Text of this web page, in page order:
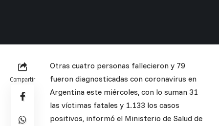
Compartir
Otras cuatro personas fallecieron y 79
fueron diagnosticadas con coronavirus en
Argentina este miércoles, con lo suman 31
las víctimas fatales y 1.133 los casos
positivos, informó el Ministerio de Salud de